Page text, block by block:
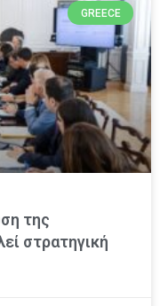
GREECE
της
στρατηγική